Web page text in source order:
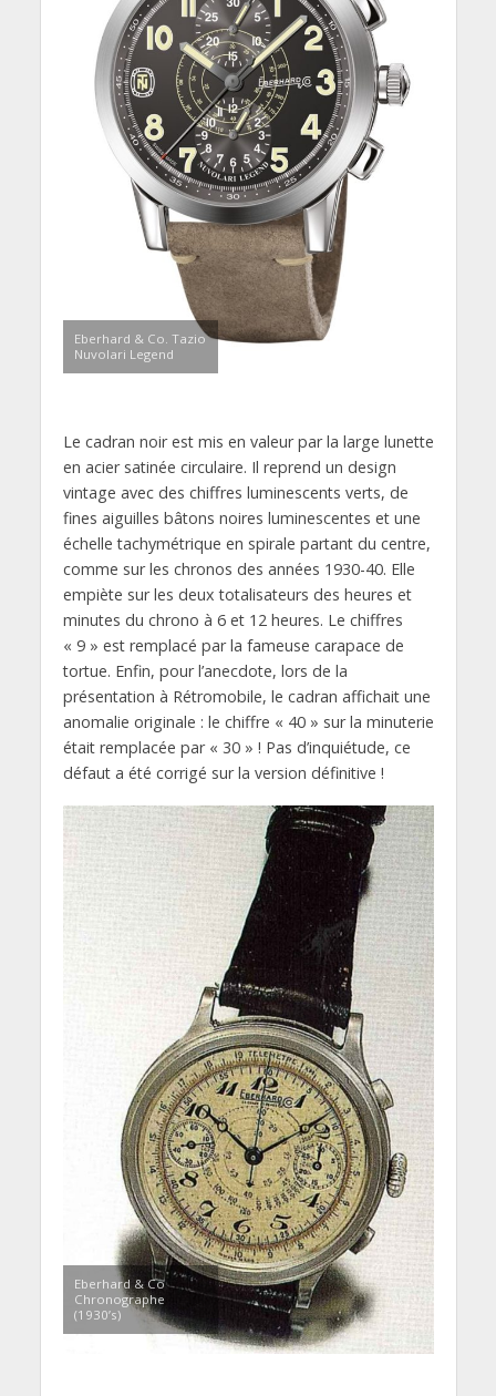
Eberhard & Co. Tazio
Nuvolari Legend
Le cadran noir est mis en valeur par la large lunette
en acier satinée circulaire. Il reprend un design
vintage avec des chiffres luminescents verts, de
fines aiguilles bâtons noires luminescentes et une
échelle tachymétrique en spirale partant du centre,
comme sur les chronos des années 1930-40. Elle
empiète sur les deux totalisateurs des heures et
minutes du chrono à 6 et 12 heures. Le chiffres
« 9 » est remplacé par la fameuse carapace de
tortue. Enfin, pour l’anecdote, lors de la
présentation à Rétromobile, le cadran affichait une
anomalie originale : le chiffre « 40 » sur la minuterie
était remplacée par « 30 » ! Pas d’inquiétude, ce
défaut a été corrigé sur la version définitive !
Eberhard & Co
Chronographe
(1930’s)